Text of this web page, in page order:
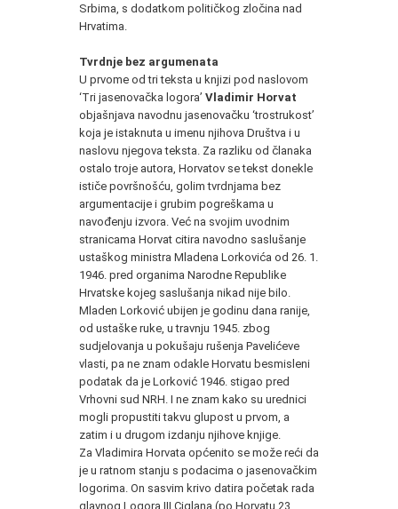
Srbima, s dodatkom političkog zločina nad
Hrvatima.
Tvrdnje bez argumenata
U prvome od tri teksta u knjizi pod naslovom
‘Tri jasenovačka logora’ Vladimir Horvat
objašnjava navodnu jasenovačku ‘trostrukost’
koja je istaknuta u imenu njihova Društva i u
naslovu njegova teksta. Za razliku od članaka
ostalo troje autora, Horvatov se tekst donekle
ističe površnošću, golim tvrdnjama bez
argumentacije i grubim pogreškama u
navođenju izvora. Već na svojim uvodnim
stranicama Horvat citira navodno saslušanje
ustaškog ministra Mladena Lorkovića od 26. 1.
1946. pred organima Narodne Republike
Hrvatske kojeg saslušanja nikad nije bilo.
Mladen Lorković ubijen je godinu dana ranije,
od ustaške ruke, u travnju 1945. zbog
sudjelovanja u pokušaju rušenja Pavelićeve
vlasti, pa ne znam odakle Horvatu besmisleni
podatak da je Lorković 1946. stigao pred
Vrhovni sud NRH. I ne znam kako su urednici
mogli propustiti takvu glupost u prvom, a
zatim i u drugom izdanju njihove knjige.
Za Vladimira Horvata općenito se može reći da
je u ratnom stanju s podacima o jasenovačkim
logorima. On sasvim krivo datira početak rada
glavnog Logora III Ciglana (po Horvatu 23.